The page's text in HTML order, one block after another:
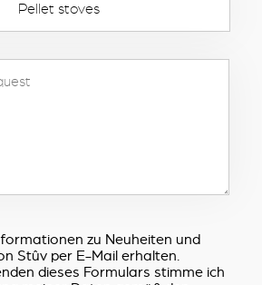
Pellet stoves
zu Neuheiten und
Stûv per E-Mail erhalten.
dieses Formulars stimme ich